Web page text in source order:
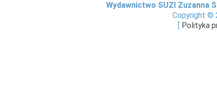
Wydawnictwo SUZI Zuzanna
Copyright ©
Polityka